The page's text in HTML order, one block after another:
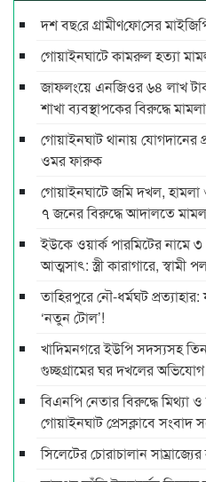
দশ বছ‌রে গ্রামীণ‌ফো‌সের
গোয়াইনঘাটে কামরুল হত্যা
জাফলংয়ে এনজিওর ৬৪ লাখ
শাখা ব্যবস্থাপকের বিরুদ্ধে মামলা
গোয়াইনঘাট থানায় যোগদানের
ওমর ফারুক
গোয়াইনঘাটে জমি দখল,
৭ জনের বিরুদ্ধে আদালতে
ইউকে ওয়ার্ক পারমিটের নামে
আত্মসাৎ: স্ত্রী কারাগারে, স্বামী
তাহিরপুরে নৌ-ধর্মঘট
‘নতুন টোল’!
খাদিমনগরে ইউপি সদস্যসহ
গুচ্ছগ্রামের ঘর দখলের অভিযোগ
বিএনপি নেতার বিরুদ্ধে মিথ্যা ও
গোয়াইনঘাট প্রেসক্লাবে সংবাদ
সিলেটের চোরাচালান